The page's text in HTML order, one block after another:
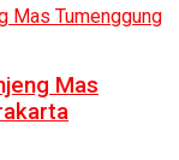
Mas